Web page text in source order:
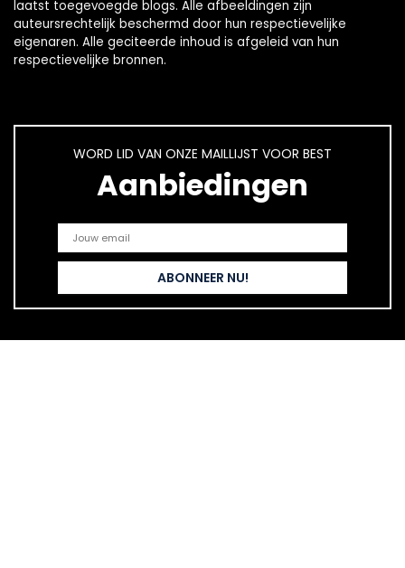
laatst toegevoegde blogs. Alle afbeeldingen zijn
auteursrechtelijk beschermd door hun respectievelijke
eigenaren. Alle geciteerde inhoud is afgeleid van hun
respectievelijke bronnen.
WORD LID VAN ONZE MAILLIJST VOOR BEST
Aanbiedingen